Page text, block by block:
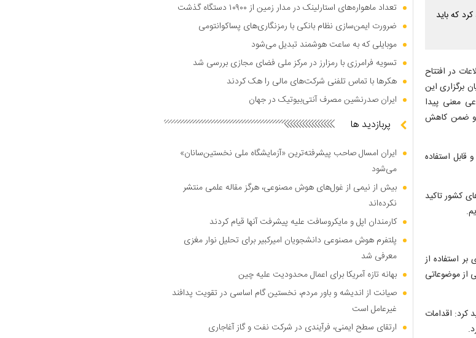
که باید
در افتتاح
برگزاری این
معنی پیدا
و ضمن کاهش
قابل استفاده
کشور تاکید
استفاده از
از موضوعاتی
کرد: اقدامات
تعداد ماهواره‌های استارلینک در مدار زمین از ۱۰۹۰۰ دستگاه گذشت
ضرورت ایمن‌سازی نظام بانکی با رمزنگاری‌های پساکوانتومی
موبایلی که به ساعت هوشمند تبدیل می‌شود
تسویه فرامرزی با رمزارز در مرکز ملی فضای مجازی بررسی شد
هکر‌ها با تماس تلفنی شرکت‌های مالی را هک کردند
ایران صدرنشین مصرف آنتی‌بیوتیک در جهان
پربازدید ها
ایران امسال صاحب پیشرفته‌ترین «آزمایشگاه ملی نخستین‌سانان»
می‌شود
بیش از نیمی از غول‌های هوش مصنوعی، هرگز مقاله علمی منتشر
نکرده‌اند
کارمندان اپل و مایکروسافت علیه پیشرفت آنها قیام کردند
پلتفرم هوش مصنوعی دانشجویان امیرکبیر برای تحلیل نوار مغزی
معرفی شد
بهانه تازه آمریکا برای اعمال محدودیت علیه چین
صیانت از اندیشه و باور مردم، نخستین گام اساسی در تقویت پدافند
غیرعامل است
ارتقای سطح ایمنی، فرآیندی در شرکت نفت و گاز آغاجاری